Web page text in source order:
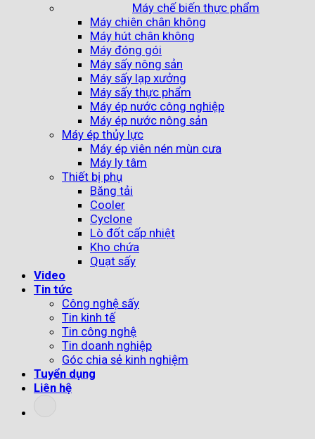
Máy chế biến thực phẩm
Máy chiên chân không
Máy hút chân không
Máy đóng gói
Máy sấy nông sản
Máy sấy lạp xưởng
Máy sấy thực phẩm
Máy ép nước công nghiệp
Máy ép nước nông sản
Máy ép thủy lực
Máy ép viên nén mùn cưa
Máy ly tâm
Thiết bị phụ
Băng tải
Cooler
Cyclone
Lò đốt cấp nhiệt
Kho chứa
Quạt sấy
Video
Tin tức
Công nghệ sấy
Tin kinh tế
Tin công nghệ
Tin doanh nghiệp
Góc chia sẻ kinh nghiệm
Tuyển dụng
Liên hệ